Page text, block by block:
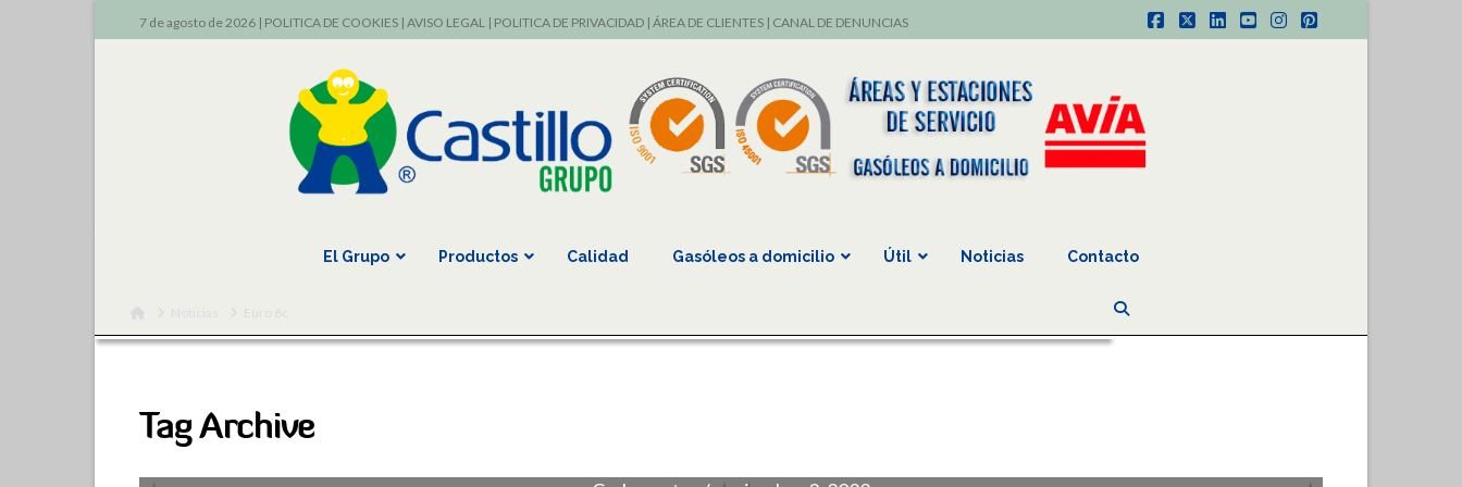
7 de agosto de 2026 | POLITICA DE COOKIES| AVISO LEGAL| POLITICA DE PRIVACIDAD| ÁREA DE CLIENTES| CANAL DE DENUNCIAS
Facebook
X LinkedIn
YouTube
Instagram
Pinterest
El Grupo Productos Calidad Gasóleos a domicilio Útil Noticias Contacto
HomeNoticias
Tag Archive